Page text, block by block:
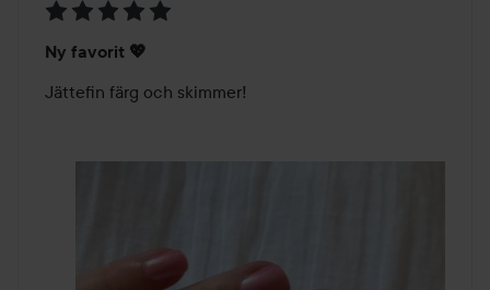
5
av
Ny favorit 💖
Jättefin färg och skimmer!